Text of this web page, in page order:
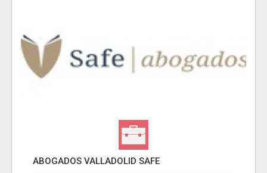
ABOGADOS VALLADOLID SAFE